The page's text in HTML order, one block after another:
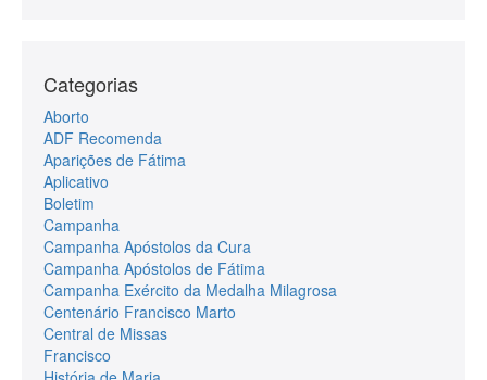
Categorias
Aborto
ADF Recomenda
Aparições de Fátima
Aplicativo
Boletim
Campanha
Campanha Apóstolos da Cura
Campanha Apóstolos de Fátima
Campanha Exército da Medalha Milagrosa
Centenário Francisco Marto
Central de Missas
Francisco